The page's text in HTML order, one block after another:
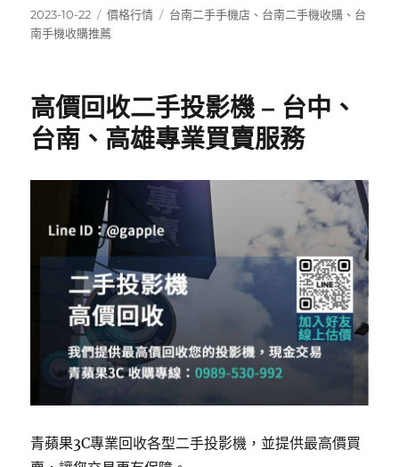
c
o
o
k
it
發
佈
2023-10-22
分
類
價格行情
標
台南二手手機店 、 台南二手機收購 、 台
南手機收購推薦
高價回收二手投影機 – 台中、
台南、高雄專業買賣服務
青蘋果3C專業回收各型二手投影機，並提供最高價買